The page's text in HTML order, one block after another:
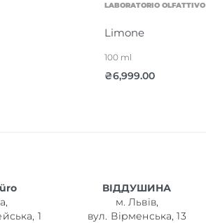
LABORATORIO OLFATTIVO
Limone
100 ml
₴6,999.00
1
ВІДДУШИНА
м. Львів,
вул. Вірменська, 13